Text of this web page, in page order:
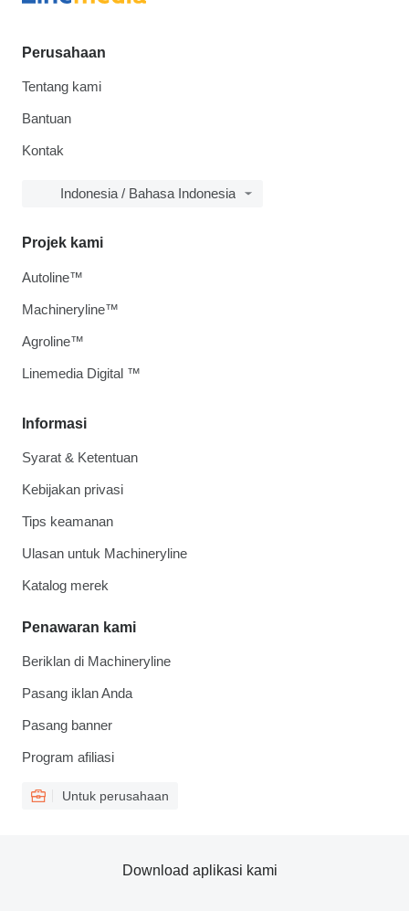
Perusahaan
Tentang kami
Bantuan
Kontak
Indonesia / Bahasa Indonesia
Informasi
Syarat & Ketentuan
Kebijakan privasi
Tips keamanan
Ulasan untuk Machineryline
Katalog merek
Penawaran kami
Beriklan di Machineryline
Pasang iklan Anda
Pasang banner
Program afiliasi
Untuk perusahaan
Projek kami
Autoline™
Machineryline™
Agroline™
Linemedia Digital ™
Download aplikasi kami